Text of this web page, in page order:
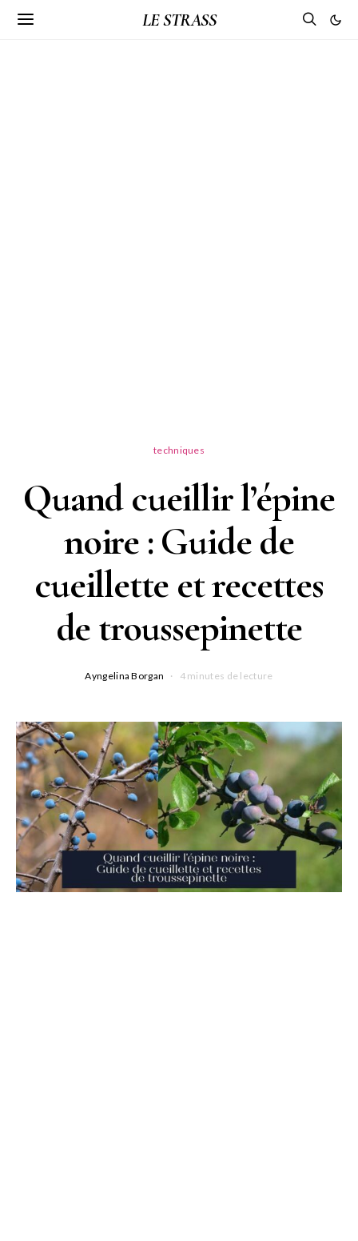
LE STRASS
techniques
Quand cueillir l’épine
noire : Guide de
cueillette et recettes
de troussepinette
Ayngelina Borgan 4 minutes de lecture